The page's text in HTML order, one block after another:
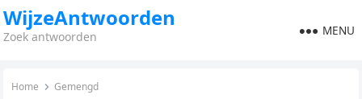
WijzeAntwoorden
Zoek antwoorden MENU
Home Gemengd